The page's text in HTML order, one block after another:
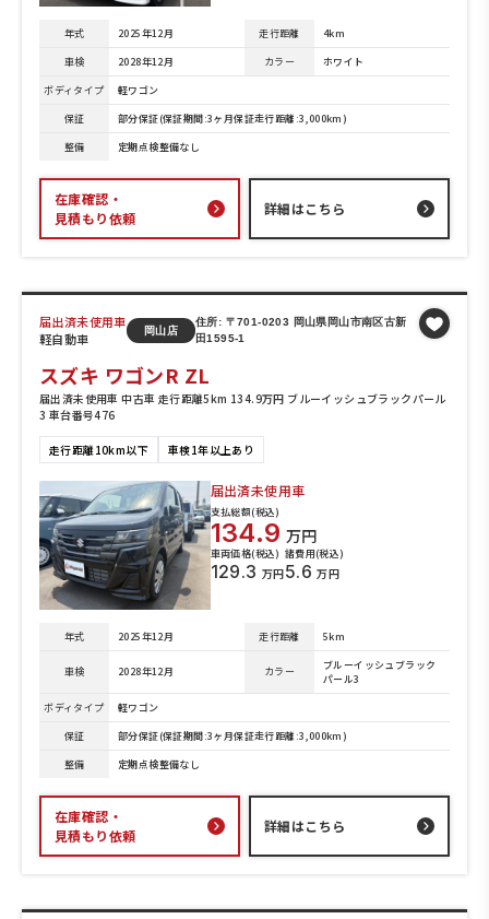
年式 2025年12月 走行距離
4km
車検
2028年12月 カラー
ホワイト
ボディタイプ
軽ワゴン
保証
部分保証(保証期間:3ヶ月保証走行距離:3,000km)
整備
定期点検整備なし
在庫確認・
見積もり依頼
詳細はこちら
届出済未使用車
軽自動車
岡山店
住所: 〒701-0203 岡山県岡山市南区古新
田1595-1
スズキ ワゴンR ZL
届出済未使用車 中古車 走行距離5km 134.9万円 ブルーイッシュブラックパール
3 車台番号476
走行距離10km以下 車検1年以上あり
届出済未使用車
支払総額(税込)
134.9 万円
車両価格(税込)
129.3 万円
諸費用(税込)
5.6 万円
年式 2025年12月 走行距離 5km
車検 2028年12月 カラー
ブルーイッシュブラック
パール3
ボディタイプ
軽ワゴン
保証
部分保証(保証期間:3ヶ月保証走行距離:3,000km)
整備
定期点検整備なし
在庫確認・
見積もり依頼
詳細はこちら